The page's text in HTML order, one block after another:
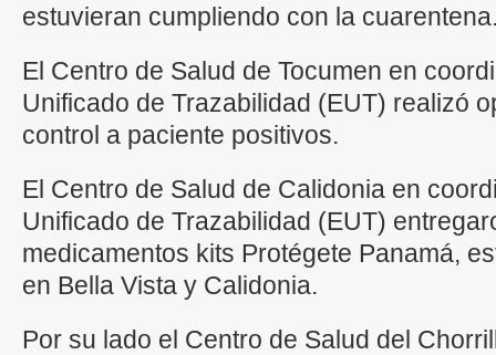
estuvieran cumpliendo con la
El Centro de Salud de Tocumen en
Unificado de Trazabilidad (EUT) realizó
control a paciente positivos.
El Centro de Salud de Calidonia en
Unificado de Trazabilidad (EUT)
medicamentos kits Protégete Panamá,
en Bella Vista y Calidonia.
Por su lado el Centro de Salud del